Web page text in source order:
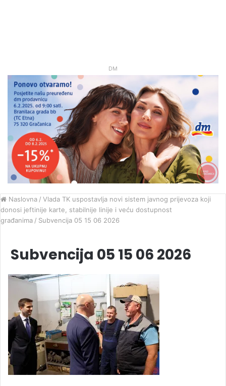
DM
Naslovna / Vlada TK uspostavlja novi sistem javnog prijevoza koji
donosi jeftinije karte, stabilnije linije i veću dostupnost
građanima / Subvencija 05 15 06 2026
Subvencija 05 15 06 2026